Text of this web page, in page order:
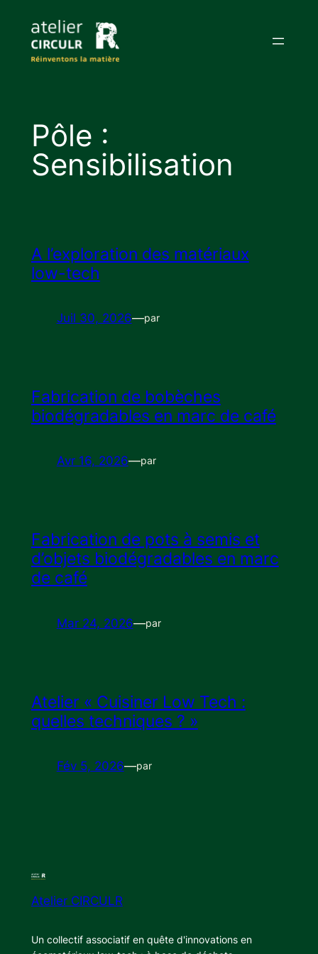
contenu
Pôle :
Sensibilisation
A l’exploration des matériaux
low-tech
Juil 30, 2026—par
Fabrication de bobèches
biodégradables en marc de café
Avr 16, 2026—par
Fabrication de pots à semis et
d’objets biodégradables en marc
de café
Mar 24, 2026—par
Atelier « Cuisiner Low Tech :
quelles techniques ? »
Fév 5, 2026—par
Atelier CIRCULR
Un collectif associatif en quête d'innovations en